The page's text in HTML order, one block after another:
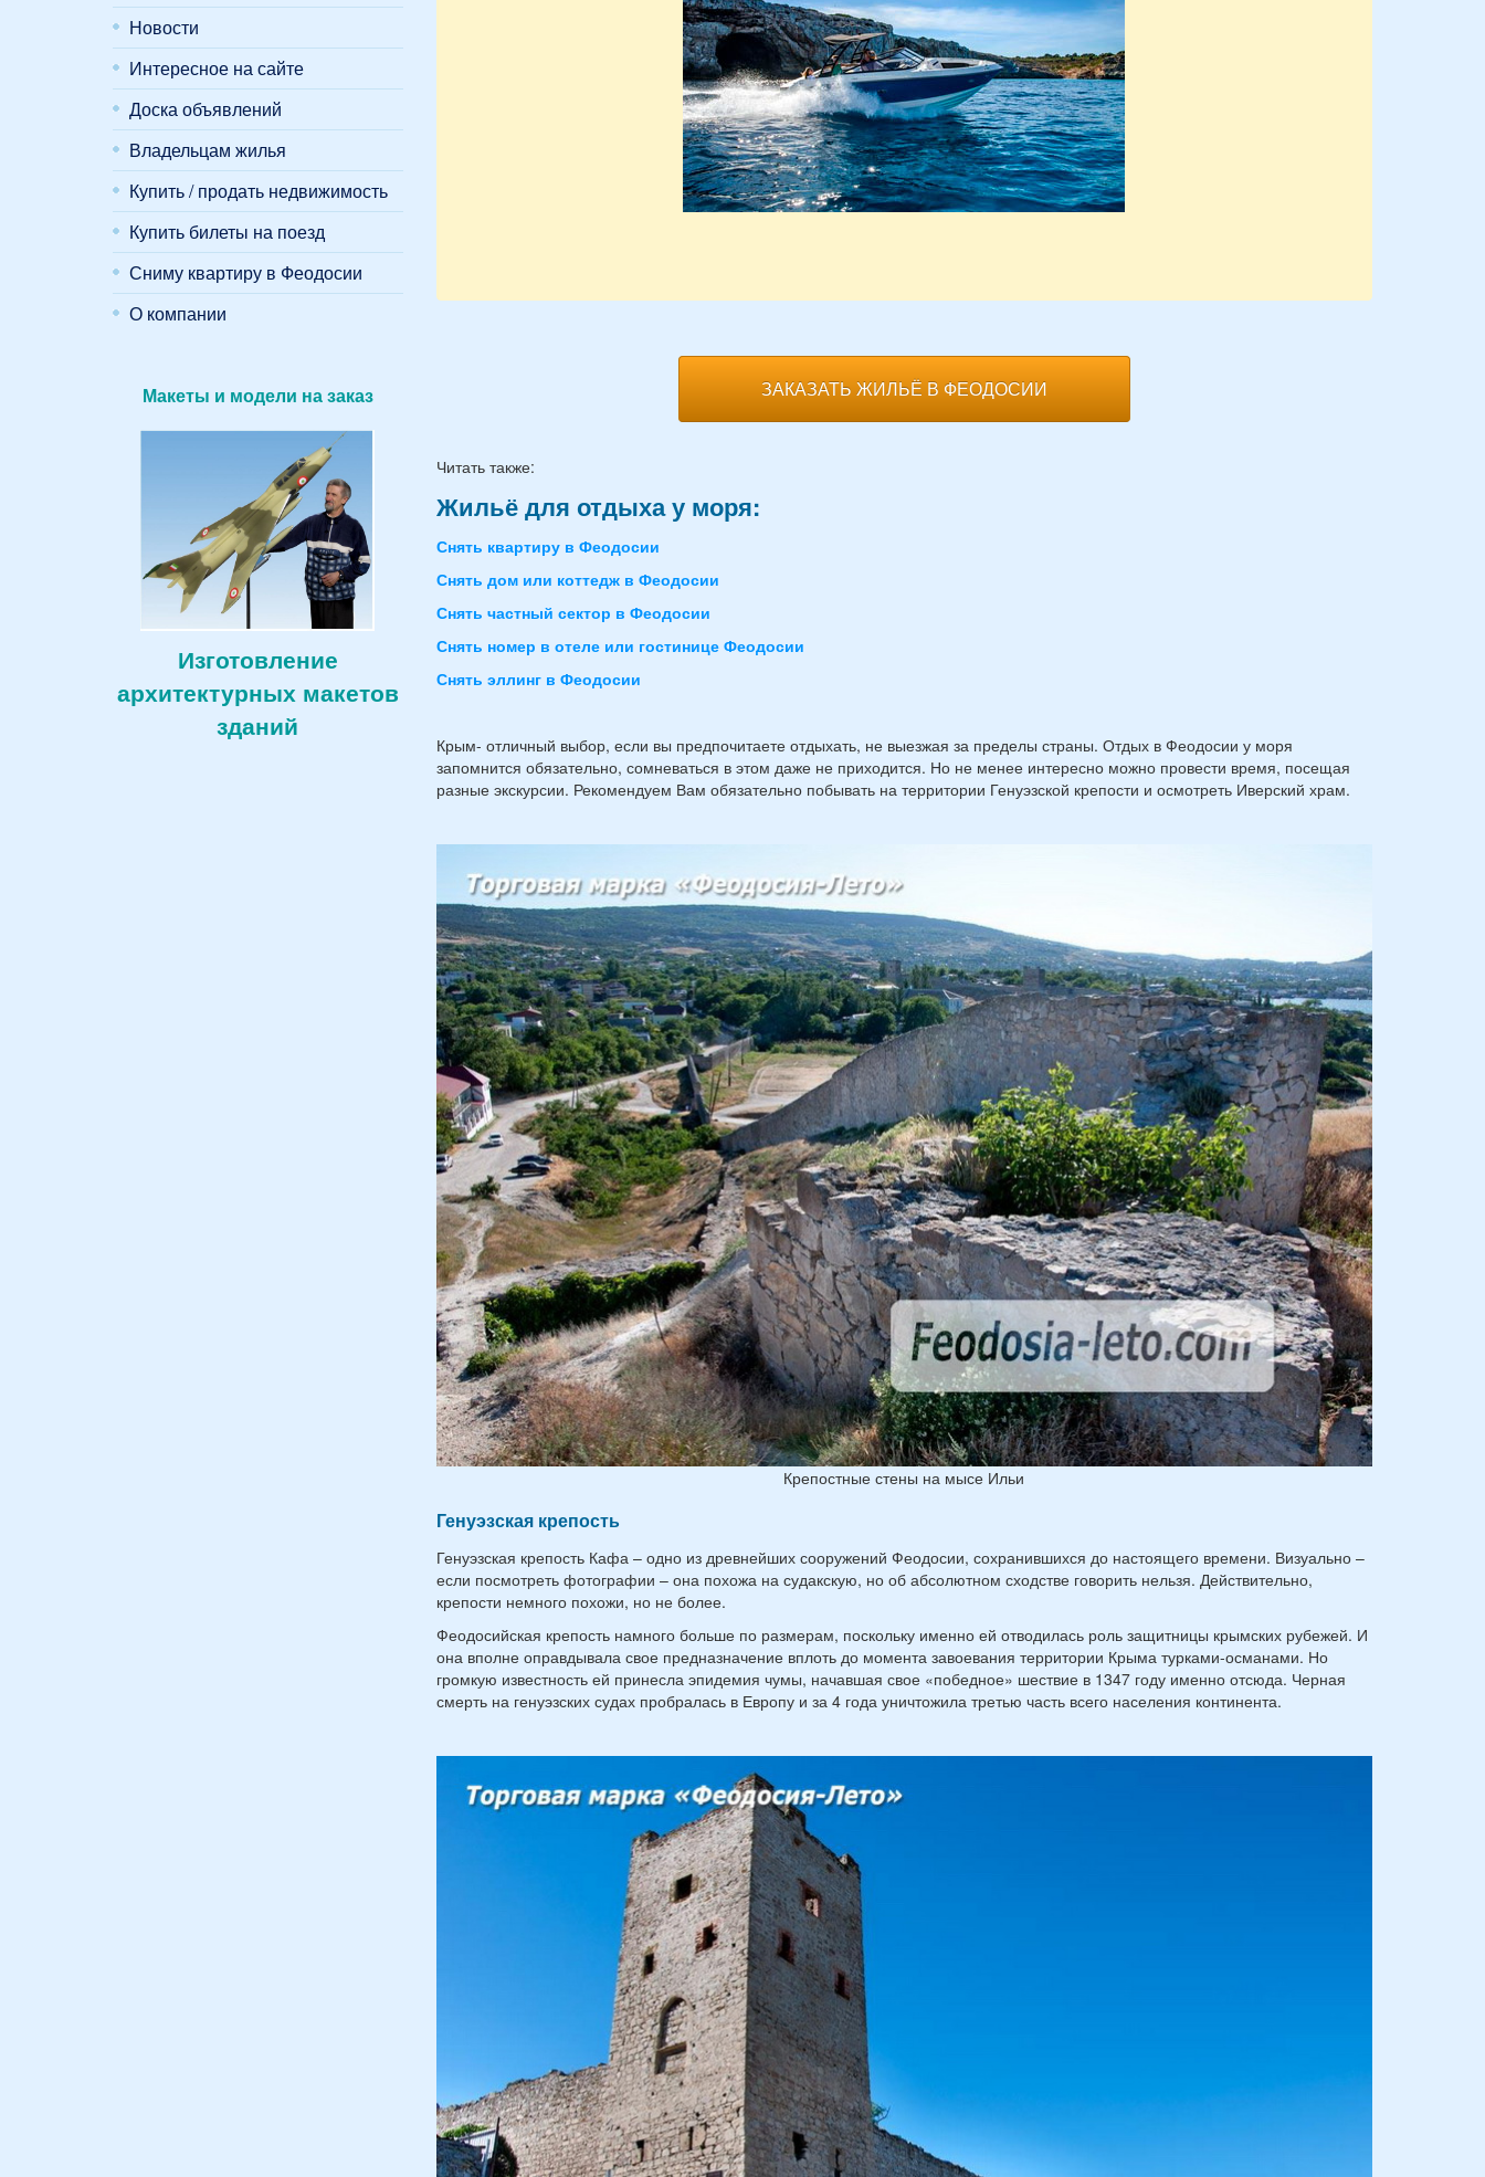
Новости
Интересное на сайте
Доска объявлений
Владельцам жилья
Купить / продать недвижимость
Купить билеты на поезд
Сниму квартиру в Феодосии
О компании
Макеты и модели на заказ
Изготовление
архитектурных макетов
зданий
ЗАКАЗАТЬ ЖИЛЬЁ В ФЕОДОСИИ
Читать также:
Жильё для отдыха у моря:
Снять квартиру в Феодосии
Снять дом или коттедж в Феодосии
Снять частный сектор в Феодосии
Снять номер в отеле или гостинице Феодосии
Снять эллинг в Феодосии
Крым- отличный выбор, если вы предпочитаете отдыхать, не выезжая за пределы страны. Отдых в Феодосии у моря
запомнится обязательно, сомневаться в этом даже не приходится. Но не менее интересно можно провести время, посещая
разные экскурсии. Рекомендуем Вам обязательно побывать на территории Генуэзской крепости и осмотреть Иверский храм.
Крепостные стены на мысе Ильи
Генуэзская крепость
Генуэзская крепость Кафа – одно из древнейших сооружений Феодосии, сохранившихся до настоящего времени. Визуально –
если посмотреть фотографии – она похожа на судакскую, но об абсолютном сходстве говорить нельзя. Действительно,
крепости немного похожи, но не более.
Феодосийская крепость намного больше по размерам, поскольку именно ей отводилась роль защитницы крымских рубежей. И
она вполне оправдывала свое предназначение вплоть до момента завоевания территории Крыма турками-османами. Но
громкую известность ей принесла эпидемия чумы, начавшая свое «победное» шествие в 1347 году именно отсюда. Черная
смерть на генуэзских судах пробралась в Европу и за 4 года уничтожила третью часть всего населения континента.